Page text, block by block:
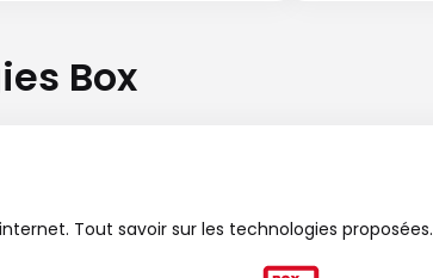
Box
Tout savoir sur les technologies proposées.